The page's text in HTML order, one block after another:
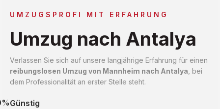
UMZUGSPROFI MIT ERFAHRUNG
Umzug nach Antalya
Verlassen Sie sich auf unsere langjährige Erfahrung für einen
reibungslosen Umzug von Mannheim nach Antalya , bei
dem Professionalität an erster Stelle steht.
Günstig